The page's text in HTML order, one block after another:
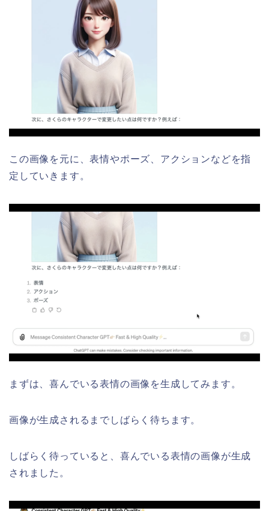
この画像を元に、表情やポーズ、アクションなどを指
定していきます。
まずは、喜んでいる表情の画像を生成してみます。
画像が生成されるまでしばらく待ちます。
しばらく待っていると、喜んでいる表情の画像が生成
されました。